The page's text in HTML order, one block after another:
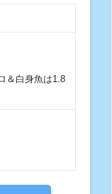
＆白身魚は1.8